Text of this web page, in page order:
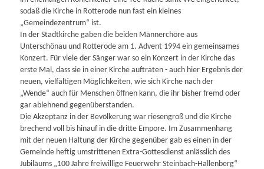
sodaß die Kirche in Rotterode nun fast ein kleines
„Gemeindezentrum“ ist.
In der Stadtkirche gaben die beiden Männerchöre aus
Unterschönau und Rotterode am 1. Advent 1994 ein gemeinsames
Konzert. Für viele der Sänger war so ein Konzert in der Kirche das
erste Mal, dass sie in einer Kirche auftraten - auch hier Ergebnis der
neuen, vielfältigen Möglichkeiten, wie sich Kirche nach der
„Wende“ auch für Menschen öffnen kann, die ihr bisher fremd oder
gar ablehnend gegenüberstanden.
Die Akzeptanz in der Bevölkerung war riesengroß und die Kirche
brechend voll bis hinauf in die dritte Empore. Im Zusammenhang
mit der neuen Haltung der Kirche gegenüber gab es einen in der
Gemeinde heftig umstrittenen Extra-Gottesdienst anlässlich des
Jubiläums „100 Jahre freiwillige Feuerwehr Steinbach-Hallenberg“